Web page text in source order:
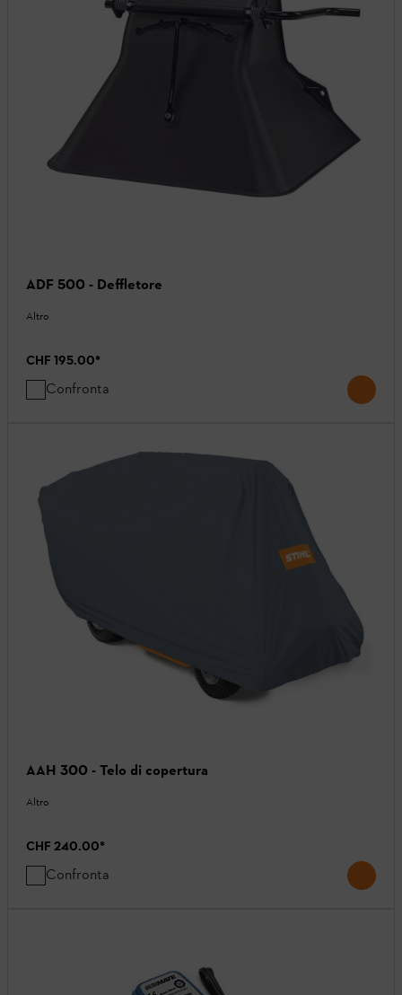
ADF 500 - Deffletore
Altro
CHF 195.00*
Confronta
AAH 300 - Telo di copertura
Altro
CHF 240.00*
Confronta